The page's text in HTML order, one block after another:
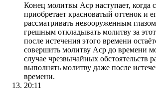
Конец молитвы Аср наступает, когда
приобретает красноватый оттенок и
рассматривать невооруженным
грешным откладывать молитву за
после истечения этого времени
совершить молитву Аср до времени
случае чрезвычайных обстоятельств
выполнять молитву даже после
времени.
20:11